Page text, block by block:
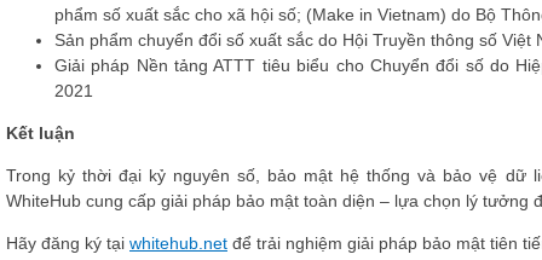
phẩm số xuất sắc cho xã hội số; (Make in Vietnam) do Bộ
Sản phẩm chuyển đổi số xuất sắc do Hội Truyền thông số Việt
Giải pháp Nền tảng ATTT tiêu biểu cho Chuyển đổi số do
2021
Kết luận
Trong kỷ thời đại kỷ nguyên số, bảo mật hệ thống và bảo vệ dữ
WhiteHub cung cấp giải pháp bảo mật toàn diện – lựa chọn lý tưởng
Hãy đăng ký tại whitehub.net để trải nghiệm giải pháp bảo mật tiên